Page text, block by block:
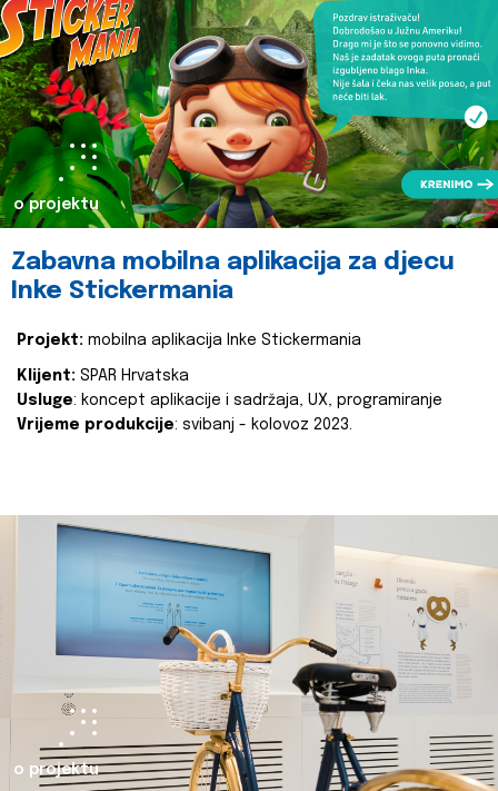
o projektu
Zabavna mobilna aplikacija za djecu
Inke Stickermania
Projekt: mobilna aplikacija Inke Stickermania
Klijent: SPAR Hrvatska
Usluge: koncept aplikacije i sadržaja, UX, programiranje
Vrijeme produkcije: svibanj - kolovoz 2023.
o projektu